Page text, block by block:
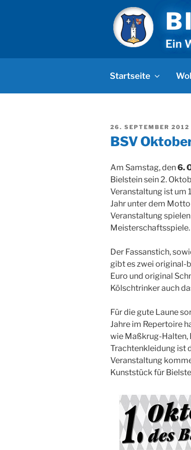
Ein
Startseite
VERÖFFENTLICHT
26. SEPTEMBER 2012
BSV
Am Samstag, den6.
Bielstein sein 2.
Veranstaltung ist um
Jahr unter dem
Veranstaltung
Meisterschaftsspiele.
Der Fassanstich,
gibt es zwei original-
Euro und original
Kölschtrinker auch
Für die gute Laune
Jahre im Repertoire
wie Maßkrug-Halten,
Trachtenkleidung ist
Veranstaltung
Kunststück für